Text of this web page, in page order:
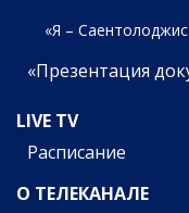
«Я –
«Презентация
LIVE TV
Расписание
О ТЕЛЕКАНАЛЕ